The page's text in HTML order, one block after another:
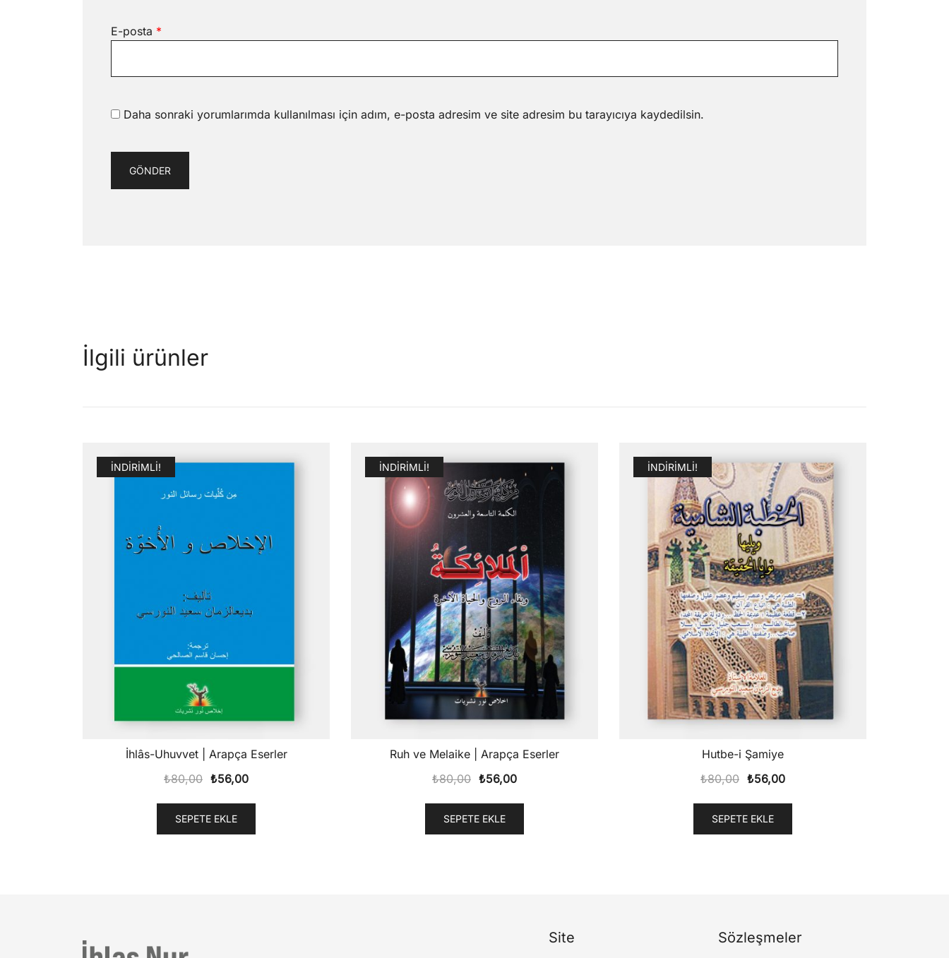
E-posta *
Daha sonraki yorumlarımda kullanılması için adım, e-posta adresim ve site adresim bu tarayıcıya kaydedilsin.
İlgili ürünler
İNDIRIMLI!
İhlâs-Uhuvvet | Arapça Eserler
₺80,00 Orijinal
₺80,00.
₺56,00Şu
₺56,00.
SEPETE EKLE
İNDIRIMLI!
Ruh ve Melaike | Arapça Eserler
₺80,00 Orijinal
₺80,00.
₺56,00Şu
₺56,00.
SEPETE EKLE
İNDIRIMLI!
Hutbe-i Şamiye
₺80,00 Orijinal
₺80,00.
₺56,00Şu
₺56,00.
SEPETE EKLE
Site Sözleşmeler